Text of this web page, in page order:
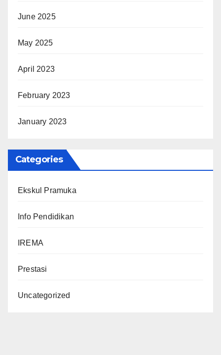
June 2025
May 2025
April 2023
February 2023
January 2023
Categories
Ekskul Pramuka
Info Pendidikan
IREMA
Prestasi
Uncategorized